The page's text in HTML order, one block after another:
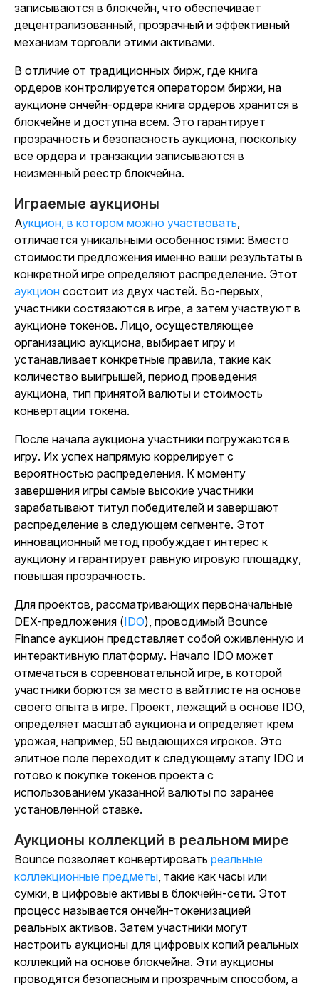
записываются в блокчейн, что обеспечивает
децентрализованный, прозрачный и эффективный
механизм торговли этими активами.
В отличие от традиционных бирж, где книга
ордеров контролируется оператором биржи, на
аукционе ончейн-ордера книга ордеров хранится в
блокчейне и доступна всем. Это гарантирует
прозрачность и безопасность аукциона, поскольку
все ордера и транзакции записываются в
неизменный реестр блокчейна.
Играемые аукционы
Аукцион, в котором можно участвовать,
отличается уникальными особенностями: Вместо
стоимости предложения именно ваши результаты в
конкретной игре определяют распределение. Этот
аукцион состоит из двух частей. Во-первых,
участники состязаются в игре, а затем участвуют в
аукционе токенов. Лицо, осуществляющее
организацию аукциона, выбирает игру и
устанавливает конкретные правила, такие как
количество выигрышей, период проведения
аукциона, тип принятой валюты и стоимость
конвертации токена.
После начала аукциона участники погружаются в
игру. Их успех напрямую коррелирует с
вероятностью распределения. К моменту
завершения игры самые высокие участники
зарабатывают титул победителей и завершают
распределение в следующем сегменте. Этот
инновационный метод пробуждает интерес к
аукциону и гарантирует равную игровую площадку,
повышая прозрачность.
Для проектов, рассматривающих первоначальные
DEX-предложения (IDO), проводимый Bounce
Finance аукцион представляет собой оживленную и
интерактивную платформу. Начало IDO может
отмечаться в соревновательной игре, в которой
участники борются за место в вайтлисте на основе
своего опыта в игре. Проект, лежащий в основе IDO,
определяет масштаб аукциона и определяет крем
урожая, например, 50 выдающихся игроков. Это
элитное поле переходит к следующему этапу IDO и
готово к покупке токенов проекта с
использованием указанной валюты по заранее
установленной ставке.
Аукционы коллекций в реальном мире
Bounce позволяет конвертировать реальные
коллекционные предметы, такие как часы или
сумки, в цифровые активы в блокчейн-сети. Этот
процесс называется ончейн-токенизацией
реальных активов. Затем участники могут
настроить аукционы для цифровых копий реальных
коллекций на основе блокчейна. Эти аукционы
проводятся безопасным и прозрачным способом, а